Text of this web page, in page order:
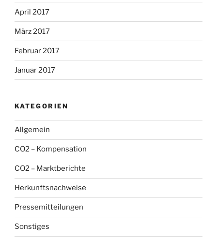
April 2017
März 2017
Februar 2017
Januar 2017
KATEGORIEN
Allgemein
CO2 – Kompensation
CO2 – Marktberichte
Herkunftsnachweise
Pressemitteilungen
Sonstiges